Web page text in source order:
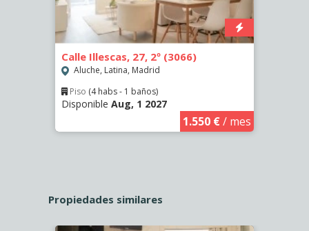
Calle Illescas, 27, 2º (3066)
Aluche, Latina, Madrid
Piso (4 habs - 1 baños)
Disponible Aug, 1 2027
1.550 €/ mes
Propiedades similares